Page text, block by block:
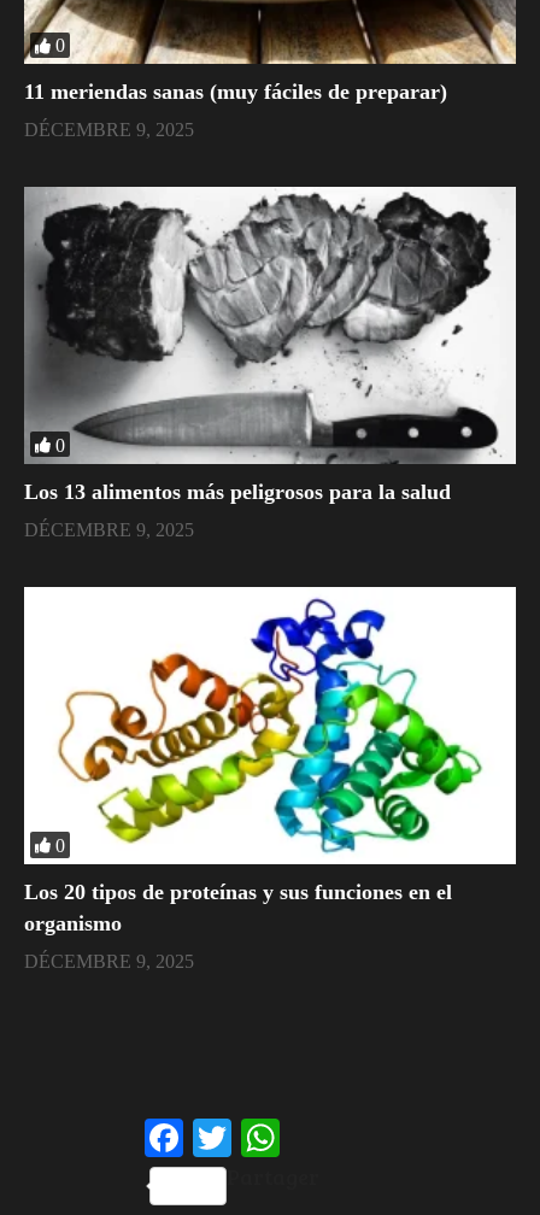
0
11 meriendas sanas (muy fáciles de preparar)
DÉCEMBRE 9, 2025
0
​Los 13 alimentos más peligrosos para la salud
DÉCEMBRE 9, 2025
0
​Los 20 tipos de proteínas y sus funciones en el
organismo
DÉCEMBRE 9, 2025
Facebook
Twitter